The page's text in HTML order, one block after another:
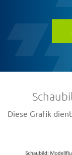
Diese Grafik